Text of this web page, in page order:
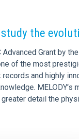
the
Grant by
of the most
and highly
MELODY’s
detail the